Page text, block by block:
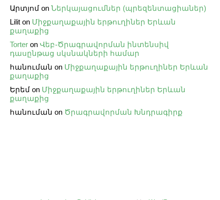
Արտյոմ on Ներկայացումներ (պրեզենտացիաներ)
Lilit on Միջքաղաքային երթուղիներ Երևան
քաղաքից
Torter on Վեբ֊Ծրագրավորման ինտենսիվ
դասընթաց սկսնակների համար
հանուման on Միջքաղաքային երթուղիներ Երևան
քաղաքից
Երեմ on Միջքաղաքային երթուղիներ Երևան
քաղաքից
հանուման on Ծրագրավորման Խնդրագիրք